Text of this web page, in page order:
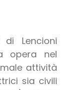
di Lencioni
opera nel
attività
sia civili